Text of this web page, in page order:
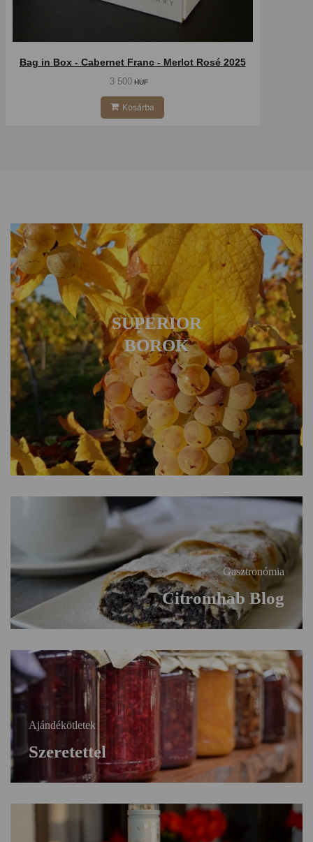
Bag in Box - Cabernet Franc - Merlot Rosé 2025
3 500 HUF
Kosárba
SUPERIOR
BOROK
Gasztronómia
Citromhab Blog
Ajándékötletek
Szeretettel